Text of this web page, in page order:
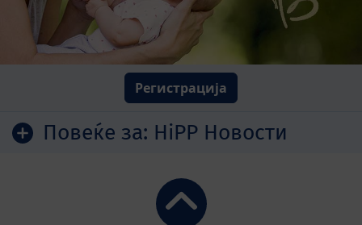
Регистрација
Повеќе за: HiPP Новости